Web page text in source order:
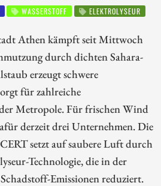
WASSERSTOFF
ELEKTROLYSEUR
Athen kämpft seit Mittwoch
durch dichten Sahara-
erzeugt schwere
für zahlreiche
Metropole. Für frischen Wind
derzeit drei Unternehmen. Die
setzt auf saubere Luft durch
Technologie, die in der
Emissionen reduziert.